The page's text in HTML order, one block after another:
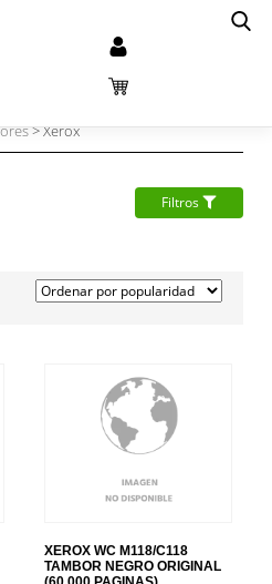
> Xerox
Filtros
XEROX WC M118/C118
TAMBOR NEGRO ORIGINAL